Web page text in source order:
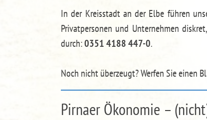
In der Kreisstadt an der Elbe führen
Privatpersonen und Unternehmen
durch:0351 4188 447-0.
Noch nicht überzeugt? Werfen Sie einen
Pirnaer Ökonomie –